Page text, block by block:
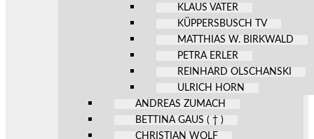
KLAUS VATER
KÜPPERSBUSCH TV
MATTHIAS W. BIRKWALD
PETRA ERLER
REINHARD OLSCHANSKI
ULRICH HORN
ANDREAS ZUMACH
BETTINA GAUS ( † )
CHRISTIAN WOLF